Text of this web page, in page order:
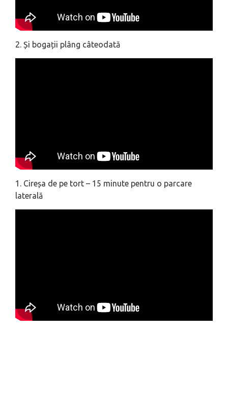
2. Și bogații plâng câteodată
1. Cireșa de pe tort – 15 minute pentru o parcare
laterală